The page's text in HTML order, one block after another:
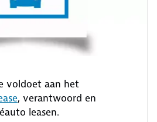
voldoet aan het
, verantwoord en
leasen.